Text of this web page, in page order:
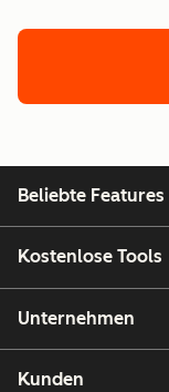
Beliebte Features
Kostenlose Tools
Unternehmen
Kunden